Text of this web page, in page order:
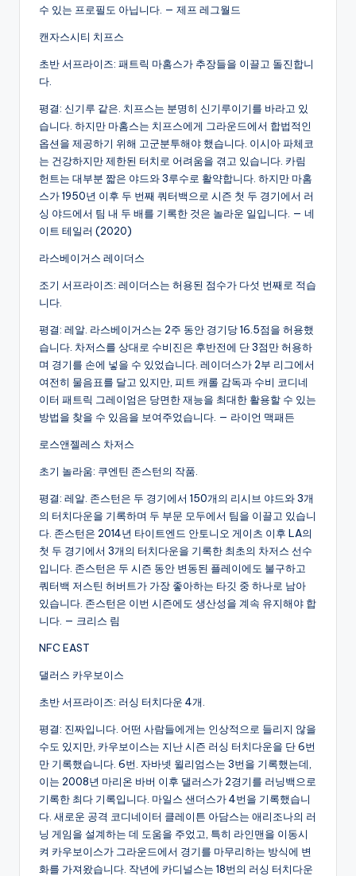
수 있는 프로필도 아닙니다. — 제프 레그월드
캔자스시티 치프스
초반 서프라이즈: 패트릭 마홈스가 추장들을 이끌고 돌진합니
다.
평결: 신기루 같은. 치프스는 분명히 신기루이기를 바라고 있
습니다. 하지만 마홈스는 치프스에게 그라운드에서 합법적인
옵션을 제공하기 위해 고군분투해야 했습니다. 이시아 파체코
는 건강하지만 제한된 터치로 어려움을 겪고 있습니다. 카림
헌트는 대부분 짧은 야드와 3루수로 활약합니다. 하지만 마홈
스가 1950년 이후 두 번째 쿼터백으로 시즌 첫 두 경기에서 러
싱 야드에서 팀 내 두 배를 기록한 것은 놀라운 일입니다. — 네
이트 테일러 (2020)
라스베이거스 레이더스
조기 서프라이즈: 레이더스는 허용된 점수가 다섯 번째로 적습
니다.
평결: 레알. 라스베이거스는 2주 동안 경기당 16.5점을 허용했
습니다. 차저스를 상대로 수비진은 후반전에 단 3점만 허용하
며 경기를 손에 넣을 수 있었습니다. 레이더스가 2부 리그에서
여전히 물음표를 달고 있지만, 피트 캐롤 감독과 수비 코디네
이터 패트릭 그레이엄은 당면한 재능을 최대한 활용할 수 있는
방법을 찾을 수 있음을 보여주었습니다. — 라이언 맥패든
로스앤젤레스 차저스
초기 놀라움: 쿠엔틴 존스턴의 작품.
평결: 레알. 존스턴은 두 경기에서 150개의 리시브 야드와 3개
의 터치다운을 기록하며 두 부문 모두에서 팀을 이끌고 있습니
다. 존스턴은 2014년 타이트엔드 안토니오 게이츠 이후 LA의
첫 두 경기에서 3개의 터치다운을 기록한 최초의 차저스 선수
입니다. 존스턴은 두 시즌 동안 변동된 플레이에도 불구하고
쿼터백 저스틴 허버트가 가장 좋아하는 타깃 중 하나로 남아
있습니다. 존스턴은 이번 시즌에도 생산성을 계속 유지해야 합
니다. — 크리스 림
NFC EAST
댈러스 카우보이스
초반 서프라이즈: 러싱 터치다운 4개.
평결: 진짜입니다. 어떤 사람들에게는 인상적으로 들리지 않을
수도 있지만, 카우보이스는 지난 시즌 러싱 터치다운을 단 6번
만 기록했습니다. 6번. 자바넷 윌리엄스는 3번을 기록했는데,
이는 2008년 마리온 바버 이후 댈러스가 2경기를 러닝백으로
기록한 최다 기록입니다. 마일스 샌더스가 4번을 기록했습니
다. 새로운 공격 코디네이터 클레이튼 아담스는 애리조나의 러
닝 게임을 설계하는 데 도움을 주었고, 특히 라인맨을 이동시
켜 카우보이스가 그라운드에서 경기를 마무리하는 방식에 변
화를 가져왔습니다. 작년에 카디널스는 18번의 러싱 터치다운